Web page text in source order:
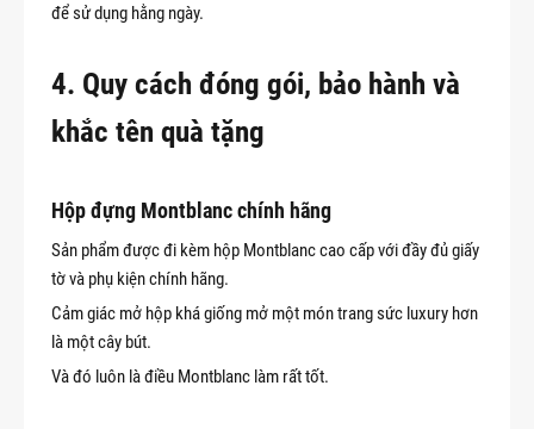
để sử dụng hằng ngày.
4. Quy cách đóng gói, bảo hành và
khắc tên quà tặng
Hộp đựng Montblanc chính hãng
Sản phẩm được đi kèm hộp Montblanc cao cấp với đầy đủ giấy
tờ và phụ kiện chính hãng.
Cảm giác mở hộp khá giống mở một món trang sức luxury hơn
là một cây bút.
Và đó luôn là điều Montblanc làm rất tốt.